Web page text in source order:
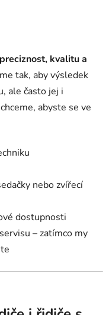
preciznost, kvalitu a
tak, aby výsledek
ale často jej i
abyste se ve
nebo zvířecí
dostupnosti
– zatímco my